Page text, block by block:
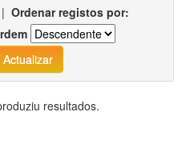
| Ordenar registos por:
resultados.